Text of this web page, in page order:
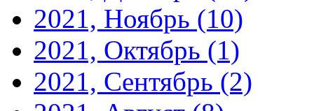
2021, Ноябрь (10)
2021, Октябрь (1)
2021, Сентябрь (2)